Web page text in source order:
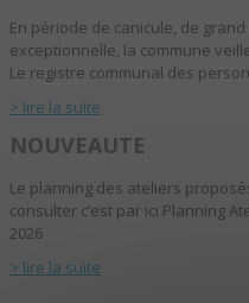
En période de canicule, de
exceptionnelle, la commune
Le registre communal des
> lire la suite
NOUVEAUTE
Le planning des ateliers
consulter c’est par ici Planning
2026
> lire la suite